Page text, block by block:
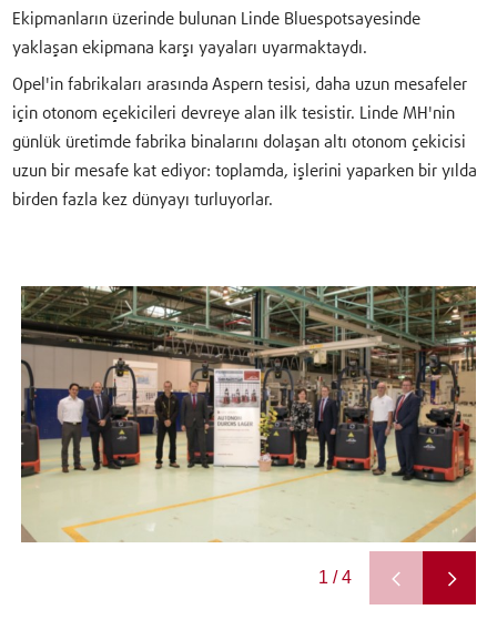
Ekipmanların üzerinde bulunan Linde Bluespotsayesinde
yaklaşan ekipmana karşı yayaları uyarmaktaydı.
Opel'in fabrikaları arasında Aspern tesisi, daha uzun mesafeler
için otonom eçekicileri devreye alan ilk tesistir. Linde MH'nin
günlük üretimde fabrika binalarını dolaşan altı otonom çekicisi
uzun bir mesafe kat ediyor: toplamda, işlerini yaparken bir yılda
birden fazla kez dünyayı turluyorlar.
1 / 4